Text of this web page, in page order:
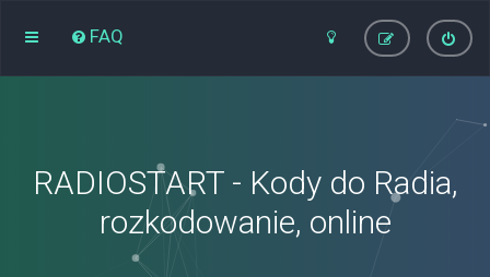
FAQ
RADIOSTART - Kody do Radia,
rozkodowanie, online